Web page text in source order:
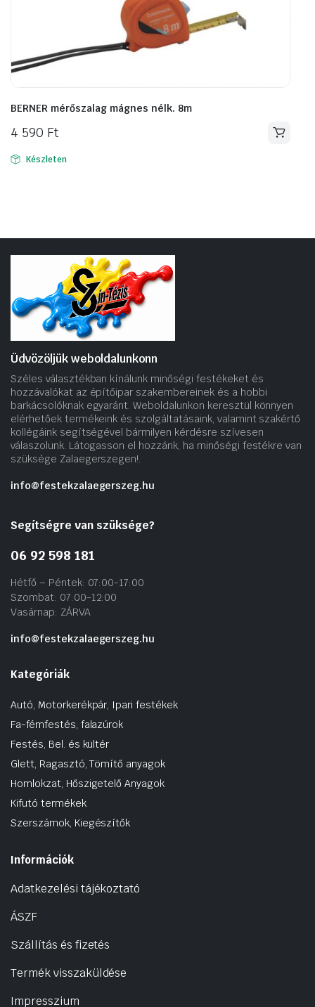
BERNER mérőszalag mágnes nélk. 8m
4 590 Ft
Készleten
Üdvözöljük weboldalunkonn
Széles választékban kínálunk minőségi festékeket és
hozzávalókat az építőipar szakembereinek és a hobbi
barkácsolóknak egyaránt. Weboldalunkon keresztül könnyen
elérhetőek termékeink és szolgáltatásaink, valamint szakértő
kollégáink segítségével bármilyen kérdésre szívesen
válaszolunk. Látogasson el hozzánk, ha minőségi festékre van
szüksége Zalaegerszegen!.
info@festekzalaegerszeg.hu
Segítségre van szüksége?
06 92 598 181
Hétfő – Péntek: 07:00-17:00
Szombat: 07:00-12:00
Vasárnap: ZÁRVA
info@festekzalaegerszeg.hu
Kategóriák
Autó, Motorkerékpár, Ipari festékek
Fa-fémfestés, falazúrok
Festés, Bel. és kültér
Glett, Ragasztó, Tömítő anyagok
Homlokzat, Hőszigetelő Anyagok
Kifutó termékek
Szerszámok, Kiegészítők
Információk
Adatkezelési tájékoztató
ÁSZF
Szállítás és fizetés
Termék visszaküldése
Impresszium